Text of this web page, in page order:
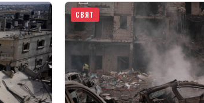
СВЯТ